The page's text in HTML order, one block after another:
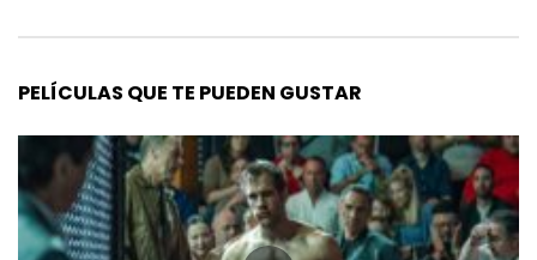
PELÍCULAS QUE TE PUEDEN GUSTAR